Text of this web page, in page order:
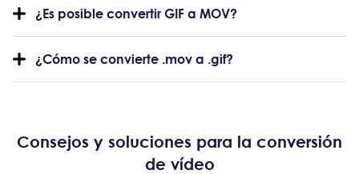
¿Es posible convertir GIF a MOV?
¿Cómo se convierte .mov a .gif?
Consejos y soluciones para la conversión
de vídeo